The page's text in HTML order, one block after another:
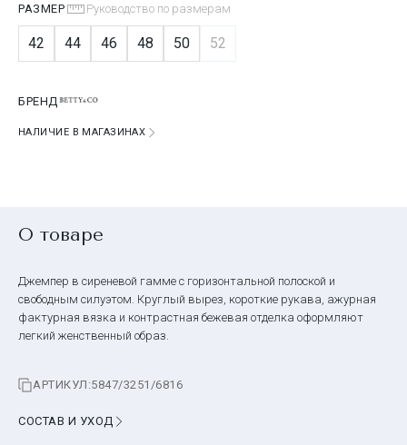
РАЗМЕР Руководство по размерам
42 44 46 48 50 52
БРЕНД
НАЛИЧИЕ В МАГАЗИНАХ
О товаре
Джемпер в сиреневой гамме с горизонтальной полоской и
свободным силуэтом. Круглый вырез, короткие рукава, ажурная
фактурная вязка и контрастная бежевая отделка оформляют
легкий женственный образ.
АРТИКУЛ:5847/3251/6816
СОСТАВ И УХОД